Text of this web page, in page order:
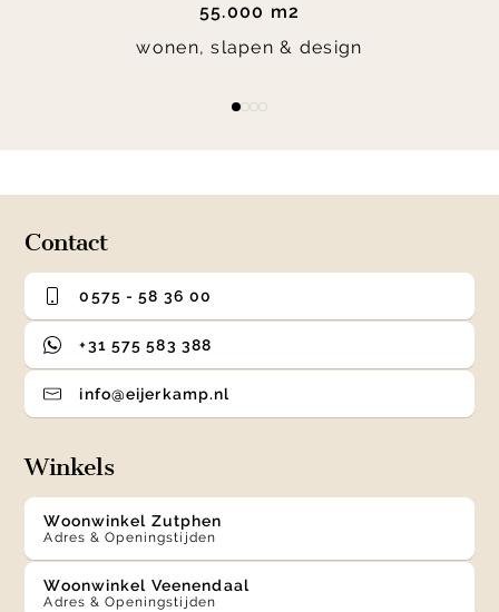
55.000 m2
wonen, slapen & design
Contact
0575 - 58 36 00
+31 575 583 388
info@eijerkamp.nl
Winkels
Woonwinkel Zutphen
Adres & Openingstijden
Woonwinkel Veenendaal
Adres & Openingstijden